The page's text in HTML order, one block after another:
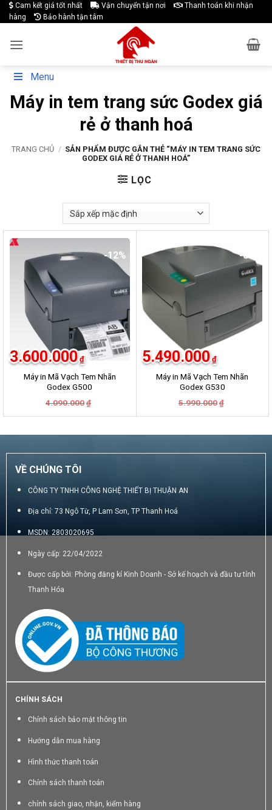
Skip
to
Cam kết giá tốt nhất Vận chuyển tận nơi
Thanh toán khi nhận
hàng
Bảo hành tận tâm
Menu
Máy in tem trang sức Godex giá
rẻ ở thanh hoá
TRANG CHỦ / SẢN PHẨM ĐƯỢC GẮN THẺ “MÁY IN TEM TRANG SỨC
GODEX GIÁ RẺ Ở THANH HOÁ”
LỌC
-12%
Máy in Mã Vạch Tem Nhãn
Godex G500
4.090.000 ₫
là:
3.600.000 ₫
tại
3.600.000₫.
-8%
Máy in Mã Vạch Tem Nhãn
Godex G530
5.990.000 ₫
là:
5.490.000 ₫
tại
5.490.000₫.
VỀ CHÚNG TÔI
CÔNG TY TNHH CÔNG NGHỆ THIẾT BỊ THUẬN AN
Địa chỉ: 73 Ngô Từ, P Lam Sơn, TP Thanh Hoá
MSDN: 2803020695
Ngày cấp: 22/04/2022
Được cấp bởi: Phòng đăng kí Kinh Doanh - Sở kế hoạch và đầu tư tỉnh
Thanh Hóa
CHÍNH SÁCH
Chính sách bảo mật thông tin
Hướng dẫn mua hàng
Hình thức thanh toán
Chính sách thanh toán
chính sách giao, nhận, kiểm hàng